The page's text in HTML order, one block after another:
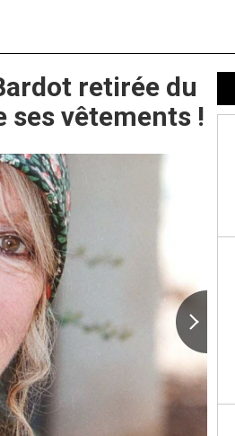
retirée du
ses vêtements !